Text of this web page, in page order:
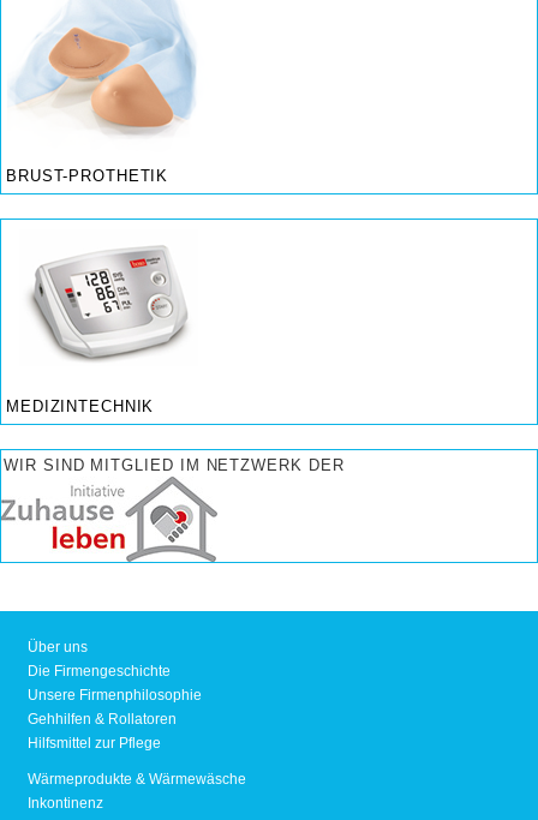
BRUST-PROTHETIK
MEDIZINTECHNIK
WIR SIND MITGLIED IM NETZWERK DER
Über uns
Die Firmengeschichte
Unsere Firmenphilosophie
Gehhilfen & Rollatoren
Hilfsmittel zur Pflege
Wärmeprodukte & Wärmewäsche
Inkontinenz